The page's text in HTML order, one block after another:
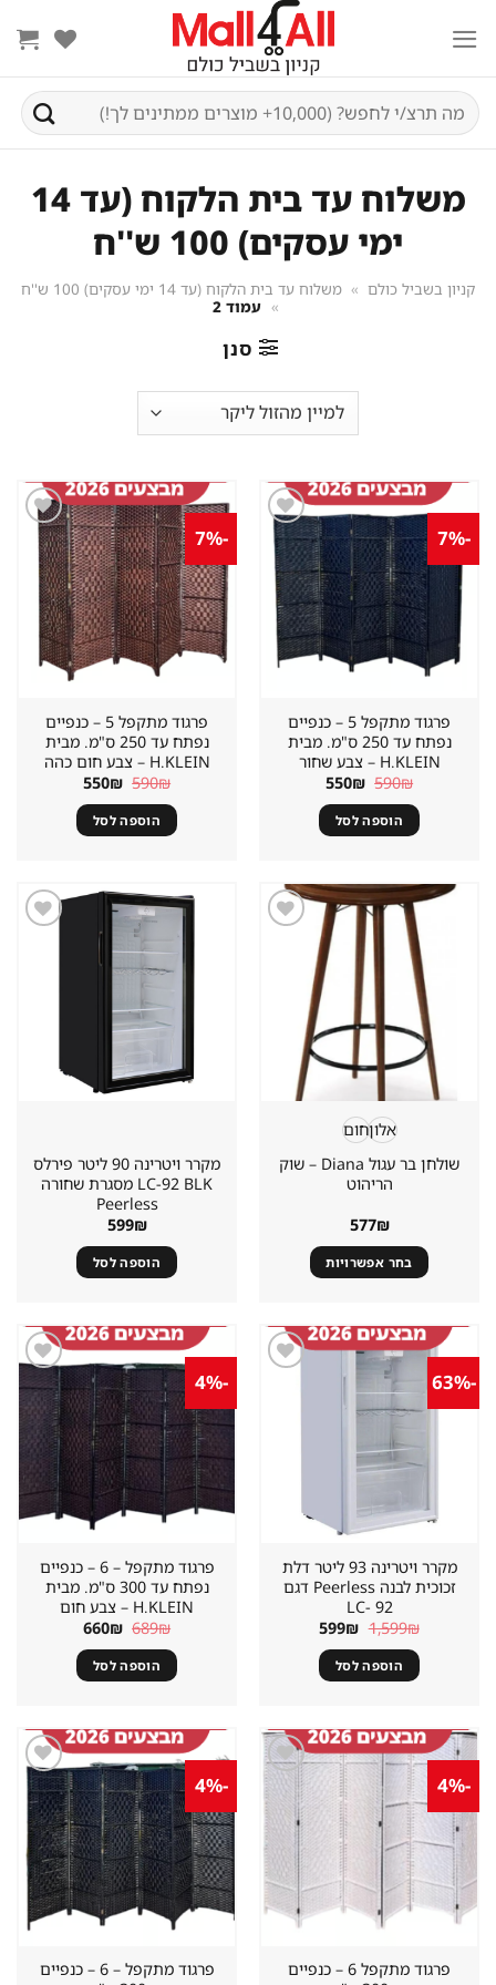
content
חיפוש
עבור:
משלוח עד בית הלקוח (עד 14
ימי עסקים) 100 ש''ח
קניון בשביל כולם » משלוח עד בית הלקוח (עד 14 ימי עסקים) 100 ש''ח
» עמוד 2
סנן
-7%
שמור
מוצר
במועדפים
פרגוד מתקפל 5 – כנפיים
נפתח עד 250 ס"מ. מבית
H.KLEIN‏ – צבע שחור
590₪ המחיר
היה:
590₪.
550₪ המחיר
הוא:
550₪. הוספה לסל
-7%
שמור
מוצר
במועדפים
פרגוד מתקפל 5 – כנפיים
נפתח עד 250 ס"מ. מבית
H.KLEIN‏ – צבע חום כהה
590₪ המחיר
היה:
590₪.
550₪ המחיר
הוא:
550₪. הוספה לסל
אלוןחום
שולחן בר עגול Diana – שוק
הריהוט
577₪
בחר אפשרויות
יש
סוגים.
ניתן
את
בעמוד
המוצר
מקרר ויטרינה 90 ליטר פירלס
LC-92 BLK מסגרת שחורה
Peerless
599₪
הוספה לסל
-63%
מקרר ויטרינה 93 ליטר דלת
זכוכית לבנה Peerless דגם
LC- 92
1,599₪ המחיר
המקורי
היה:
1,599₪.
599₪ המחיר
הוא:
599₪. הוספה לסל
-4%
שמור
מוצר
במועדפים
פרגוד מתקפל – 6 – כנפיים
נפתח עד 300 ס"מ. מבית
H.KLEIN‏ – צבע חום
689₪ המחיר
המקורי
היה:
689₪.
660₪ המחיר
הוא:
660₪. הוספה לסל
-4%
שמור
מוצר
במועדפים
פרגוד מתקפל 6 – כנפיים
-4%
שמור
מוצר
במועדפים
פרגוד מתקפל – 6 – כנפיים